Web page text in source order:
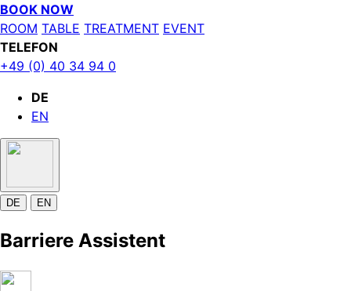
BOOK NOW
ROOM TABLE TREATMENT EVENT
TELEFON
+49 (0) 40 34 94 0
DE
EN
DE EN
Barriere Assistent